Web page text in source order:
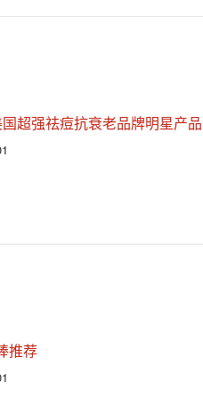
超强祛痘抗衰老品牌明星产品
推荐